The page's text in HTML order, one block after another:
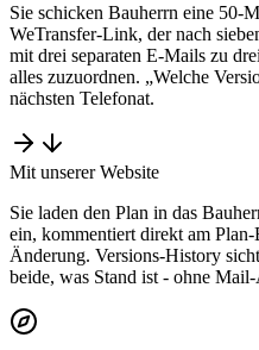
Sie schicken Bauherrn eine 50-
WeTransfer-Link, der nach
mit drei separaten E-Mails zu
alles zuzuordnen. „Welche
nächsten Telefonat.
Mit unserer Website
Sie laden den Plan in das
ein, kommentiert direkt am
Änderung. Versions-History
beide, was Stand ist - ohne